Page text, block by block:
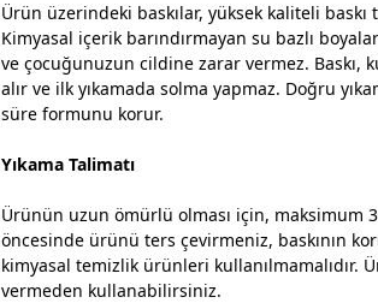
Ürün üzerindeki baskılar, yüksek kaliteli
Kimyasal içerik barındırmayan su bazlı
ve çocuğunuzun cildine zarar vermez. Baskı,
alır ve ilk yıkamada solma yapmaz. Doğru
süre formunu korur.
Yıkama Talimatı
Ürünün uzun ömürlü olması için, maksimum
öncesinde ürünü ters çevirmeniz, baskının
kimyasal temizlik ürünleri kullanılmamalıdır.
vermeden kullanabilirsiniz.